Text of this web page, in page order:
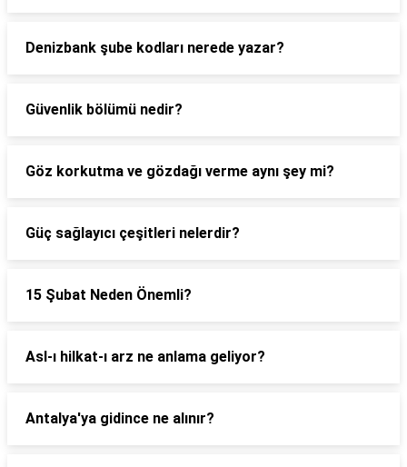
Denizbank şube kodları nerede yazar?
Güvenlik bölümü nedir?
Göz korkutma ve gözdağı verme aynı şey mi?
Güç sağlayıcı çeşitleri nelerdir?
15 Şubat Neden Önemli?
Asl-ı hilkat-ı arz ne anlama geliyor?
Antalya'ya gidince ne alınır?